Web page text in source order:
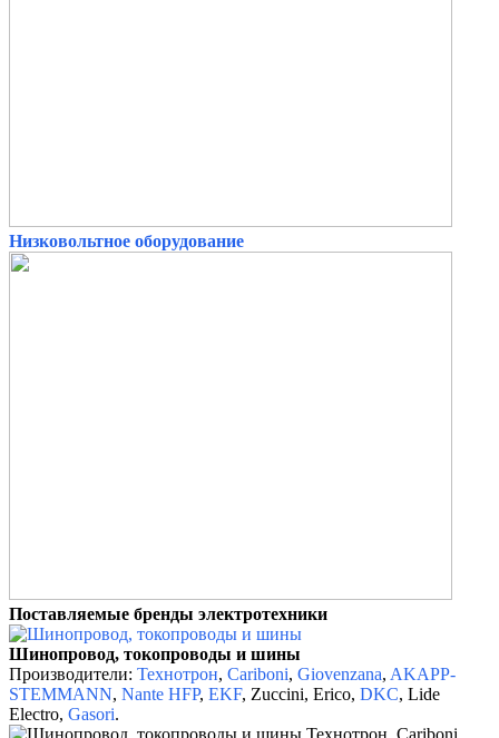
Низковольтное оборудование
Поставляемые бренды электротехники
Шинопровод, токопроводы и шины
Производители: Технотрон, Cariboni, Giovenzana, AKAPP-
STEMMANN, Nante HFP, EKF, Zuccini, Erico, DKC, Lide
Electro, Gasori.